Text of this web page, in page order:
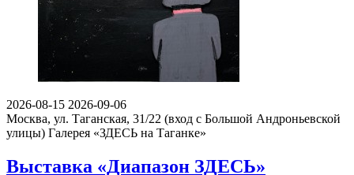
2026-08-15 2026-09-06
Москва, ул. Таганская, 31/22 (вход с Большой Андроньевской
улицы) Галерея «ЗДЕСЬ на Таганке»
Выставка «Диапазон ЗДЕСЬ»